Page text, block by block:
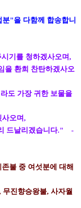
"을 다함께 합송합니
기를 청하겠사오며,
을 환희 찬탄하겠사오
도 가장 귀한 보물을
오며,
드날리겠습니다." -
불 중 여섯분에 대해
진향승왕불, 사자월